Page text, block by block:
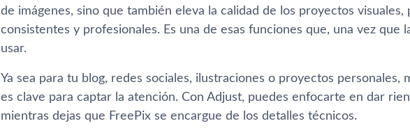
de imágenes, sino que también eleva la calidad de los proyectos
consistentes y profesionales. Es una de esas funciones que, una vez que
usar.
Ya sea para tu blog, redes sociales, ilustraciones o proyectos personales,
es clave para captar la atención. Con Adjust, puedes enfocarte en dar
mientras dejas que FreePix se encargue de los detalles técnicos.